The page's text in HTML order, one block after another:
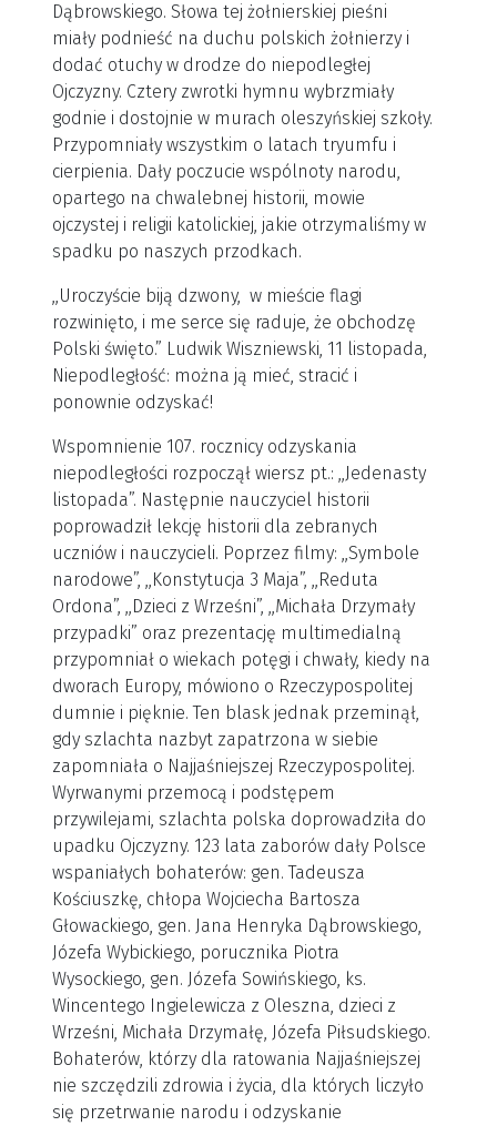
Dąbrowskiego. Słowa tej żołnierskiej pieśni
miały podnieść na duchu polskich żołnierzy i
dodać otuchy w drodze do niepodległej
Ojczyzny. Cztery zwrotki hymnu wybrzmiały
godnie i dostojnie w murach oleszyńskiej szkoły.
Przypomniały wszystkim o latach tryumfu i
cierpienia. Dały poczucie wspólnoty narodu,
opartego na chwalebnej historii, mowie
ojczystej i religii katolickiej, jakie otrzymaliśmy w
spadku po naszych przodkach.
,,Uroczyście biją dzwony, w mieście flagi
rozwinięto, i me serce się raduje, że obchodzę
Polski święto.” Ludwik Wiszniewski, 11 listopada,
Niepodległość: można ją mieć, stracić i
ponownie odzyskać!
Wspomnienie 107. rocznicy odzyskania
niepodległości rozpoczął wiersz pt.: ,,Jedenasty
listopada”. Następnie nauczyciel historii
poprowadził lekcję historii dla zebranych
uczniów i nauczycieli. Poprzez filmy: ,,Symbole
narodowe”, ,,Konstytucja 3 Maja”, ,,Reduta
Ordona”, ,,Dzieci z Wrześni”, ,,Michała Drzymały
przypadki” oraz prezentację multimedialną
przypomniał o wiekach potęgi i chwały, kiedy na
dworach Europy, mówiono o Rzeczypospolitej
dumnie i pięknie. Ten blask jednak przeminął,
gdy szlachta nazbyt zapatrzona w siebie
zapomniała o Najjaśniejszej Rzeczypospolitej.
Wyrwanymi przemocą i podstępem
przywilejami, szlachta polska doprowadziła do
upadku Ojczyzny. 123 lata zaborów dały Polsce
wspaniałych bohaterów: gen. Tadeusza
Kościuszkę, chłopa Wojciecha Bartosza
Głowackiego, gen. Jana Henryka Dąbrowskiego,
Józefa Wybickiego, porucznika Piotra
Wysockiego, gen. Józefa Sowińskiego, ks.
Wincentego Ingielewicza z Oleszna, dzieci z
Wrześni, Michała Drzymałę, Józefa Piłsudskiego.
Bohaterów, którzy dla ratowania Najjaśniejszej
nie szczędzili zdrowia i życia, dla których liczyło
się przetrwanie narodu i odzyskanie